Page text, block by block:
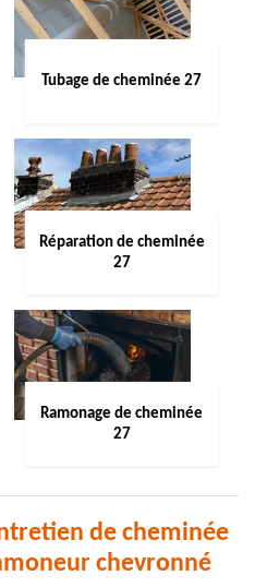
Tubage de cheminée 27
Réparation de cheminée
27
Ramonage de cheminée
27
de cheminée
chevronné